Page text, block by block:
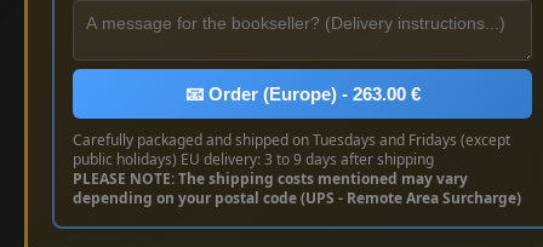
📧 Order (Europe) - 263.00 €
Carefully packaged and shipped on Tuesdays and Fridays (except
public holidays) EU delivery: 3 to 9 days after shipping
PLEASE NOTE: The shipping costs mentioned may vary
depending on your postal code (UPS - Remote Area Surcharge)